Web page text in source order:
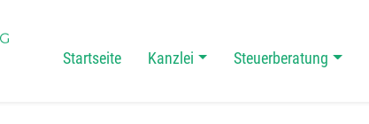
Main Navigation
Startseite Kanzlei Steuerberatung